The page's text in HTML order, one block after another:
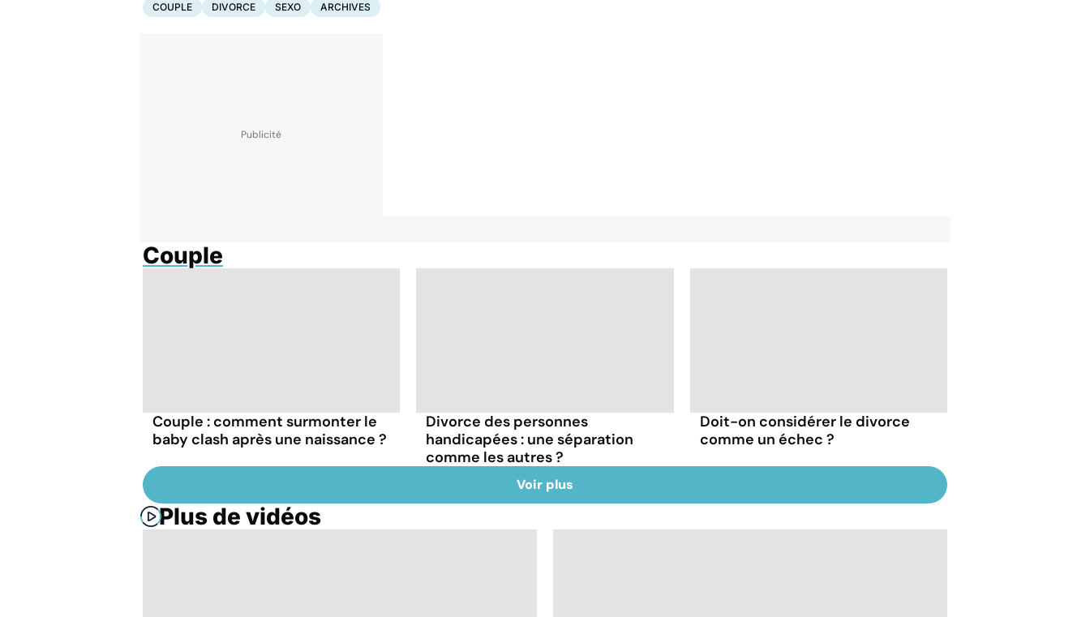
COUPLE DIVORCE SEXO ARCHIVES
Couple
Couple : comment surmonter le
baby clash après une naissance ?
Divorce des personnes
handicapées : une séparation
comme les autres ?
Doit-on considérer le divorce
comme un échec ?
Voir plus
Plus de vidéos